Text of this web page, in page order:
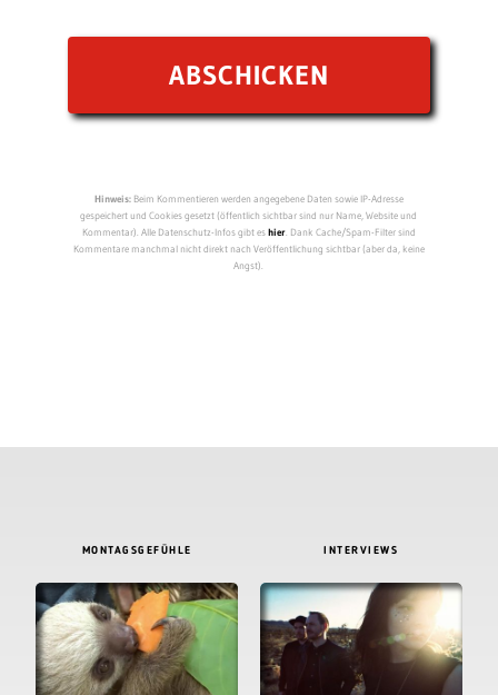
Hinweis:Beim Kommentieren werden angegebene Daten sowie IP-Adresse
gespeichert und Cookies gesetzt (öffentlich sichtbar sind nur Name, Website und
Kommentar). Alle Datenschutz-Infos gibt eshier. Dank Cache/Spam-Filter sind
Kommentare manchmal nicht direkt nach Veröffentlichung sichtbar (aber da, keine
Angst).
MONTAGSGEFÜHLE INTERVIEWS